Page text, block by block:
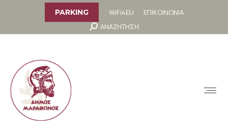
PARKING WiFi4EU
ΕΠΙΚΟΙΝΩΝΙΑ
Search:
ΑΝΑΖΗΤΗΣΗ